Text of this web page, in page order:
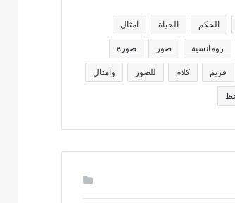
الحكم الحياة امثال
رومانسية صور صورة
فريم كلام للصور وامثال